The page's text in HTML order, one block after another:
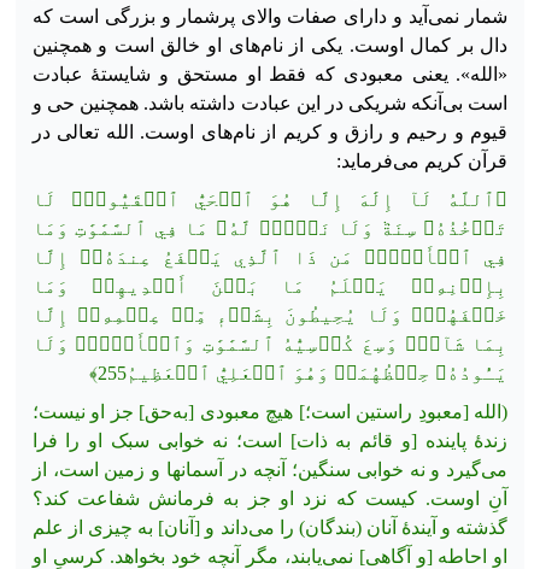
شمار نمی‌آید و دارای صفات والای پرشمار و بزرگی است که
دال بر کمال
اوست. یکی از نام‌های او خالق است و همچنین
«الله». یعنی معبودی که فقط او مستحق و شایستهٔ عبادت
است بی‌آنکه شریکی در این عبادت داشته باشد. همچنین حی و
قیوم و رحیم و رازق و کریم از نام‌های اوست. الله تعالی در
قرآن کریم می‌فرماید:
﴿ٱللَّهُ لَآ إِلَٰهَ إِلَّا هُوَ ٱلۡحَيُّ ٱلۡقَيُّومُۚ لَا
تَأۡخُذُهُۥ سِنَةٞ وَلَا نَوۡمٞۚ لَّهُۥ مَا فِي ٱلسَّمَٰوَٰتِ وَمَا
فِي ٱلۡأَرۡضِۗ مَن ذَا ٱلَّذِي يَشۡفَعُ عِندَهُۥٓ إِلَّا
بِإِذۡنِهِۦۚ يَعۡلَمُ مَا بَيۡنَ أَيۡدِيهِمۡ وَمَا
خَلۡفَهُمۡۖ وَلَا يُحِيطُونَ بِشَيۡءٖ مِّنۡ عِلۡمِهِۦٓ إِلَّا
بِمَا شَآءَۚ وَسِعَ كُرۡسِيُّهُ ٱلسَّمَٰوَٰتِ وَٱلۡأَرۡضَۖ وَلَا
يَـُٔودُهُۥ حِفۡظُهُمَاۚ وَهُوَ ٱلۡعَلِيُّ ٱلۡعَظِيمُ255﴾
(الله [معبودِ راستین است؛] هیچ معبودی [به‌‏حق] جز او نیست؛
زندۀ پاینده [و قائم به ذات] است؛ نه خوابی سبک او را فرا
می‌گیرد و نه خوابی سنگین؛ آنچه در آسمان‏ها و زمین است، از
آنِ اوست. کیست که نزد او جز به فرمانش شفاعت کند؟
گذشته و آیندۀ آنان (بندگان) را می‌داند و [آنان] به چیزی از علم
او احاطه [و آگاهی] نمی‌یابند، مگر آنچه خود بخواهد. کرسیِ او